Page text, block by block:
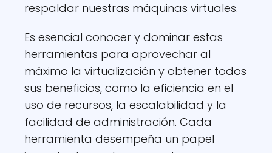
respaldar nuestras máquinas virtuales.
Es esencial conocer y dominar estas
herramientas para aprovechar al
máximo la virtualización y obtener todos
sus beneficios, como la eficiencia en el
uso de recursos, la escalabilidad y la
facilidad de administración. Cada
herramienta desempeña un papel